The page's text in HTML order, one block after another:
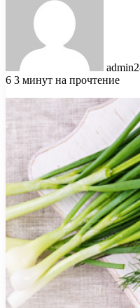
admin
6 3 минут на прочтение